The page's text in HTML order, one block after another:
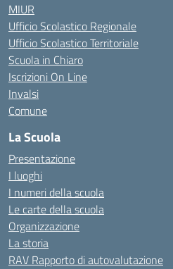
MIUR
Ufficio Scolastico Regionale
Ufficio Scolastico Territoriale
Scuola in Chiaro
Iscrizioni On Line
Invalsi
Comune
La Scuola
Presentazione
I luoghi
I numeri della scuola
Le carte della scuola
Organizzazione
La storia
RAV Rapporto di autovalutazione